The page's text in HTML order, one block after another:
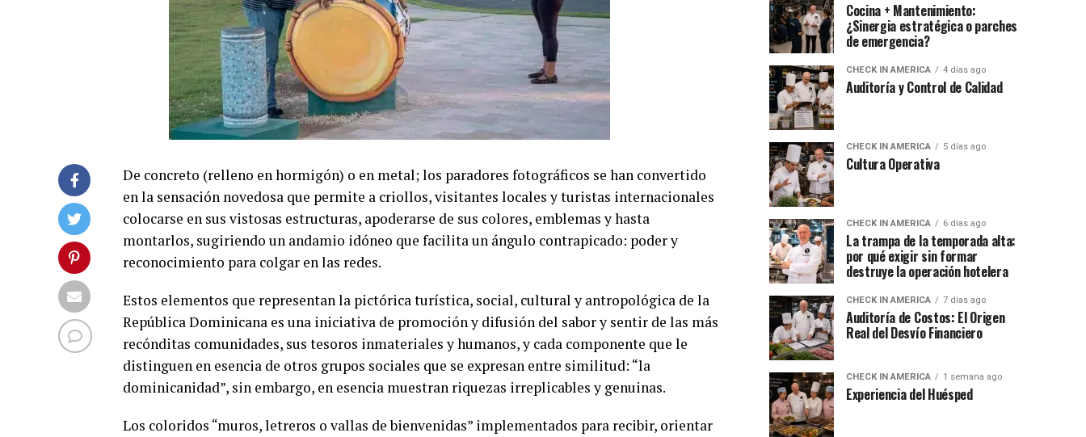
De concreto (relleno en hormigón) o en metal; los paradores fotográficos se han convertido
en la sensación novedosa que permite a criollos, visitantes locales y turistas internacionales
colocarse en sus vistosas estructuras, apoderarse de sus colores, emblemas y hasta
montarlos, sugiriendo un andamio idóneo que facilita un ángulo contrapicado: poder y
reconocimiento para colgar en las redes.
Estos elementos que representan la pictórica turística, social, cultural y antropológica de la
República Dominicana es una iniciativa de promoción y difusión del sabor y sentir de las más
recónditas comunidades, sus tesoros inmateriales y humanos, y cada componente que le
distinguen en esencia de otros grupos sociales que se expresan entre similitud: “la
dominicanidad”, sin embargo, en esencia muestran riquezas irreplicables y genuinas.
Los coloridos “muros, letreros o vallas de bienvenidas” implementados para recibir, orientar
Cocina + Mantenimiento:
¿Sinergia estratégica o parches
de emergencia?
CHECK IN AMERICA 4 días ago
Auditoría y Control de Calidad
CHECK IN AMERICA 5 días ago
Cultura Operativa
CHECK IN AMERICA 6 días ago
La trampa de la temporada alta:
por qué exigir sin formar
destruye la operación hotelera
CHECK IN AMERICA 7 días ago
Auditoría de Costos: El Origen
Real del Desvío Financiero
CHECK IN AMERICA 1 semana ago
Experiencia del Huésped